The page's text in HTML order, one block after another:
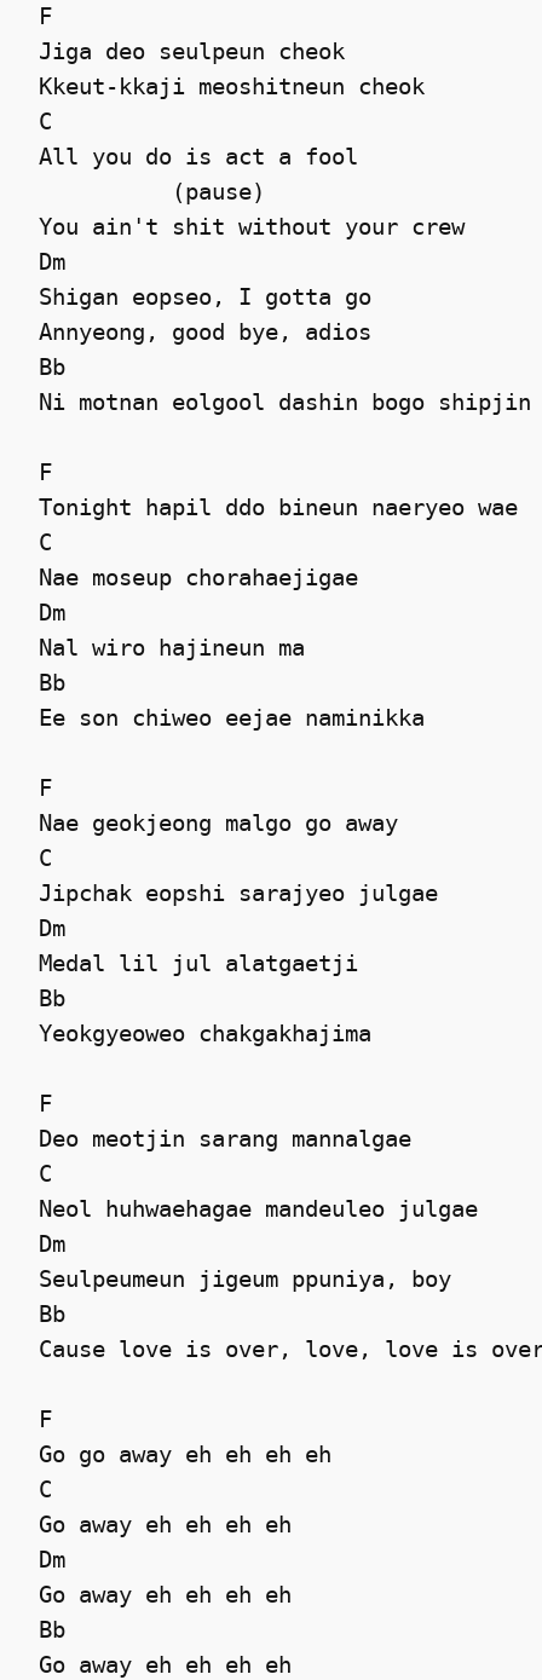
F
Jiga deo seulpeun cheok
Kkeut-kkaji meoshitneun cheok
C
All you do is act a fool
           (pause)
You ain't shit without your crew
Dm
Shigan eopseo, I gotta go
Annyeong, good bye, adios
Bb
Ni motnan eolgool dashin bogo shipjin
F
Tonight hapil ddo bineun naeryeo wae
C
Nae moseup chorahaejigae
Dm
Nal wiro hajineun ma
Bb
Ee son chiweo eejae naminikka
F
Nae geokjeong malgo go away
C
Jipchak eopshi sarajyeo julgae
Dm
Medal lil jul alatgaetji
Bb
Yeokgyeoweo chakgakhajima
F
Deo meotjin sarang mannalgae
C
Neol huhwaehagae mandeuleo julgae
Dm
Seulpeumeun jigeum ppuniya, boy
Bb
Cause love is over, love, love is
F
Go go away eh eh eh eh
C
Go away eh eh eh eh
Dm
Go away eh eh eh eh
Bb
Go away eh eh eh eh